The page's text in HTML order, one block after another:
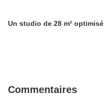
Un studio de 28 m² optimisé
Commentaires